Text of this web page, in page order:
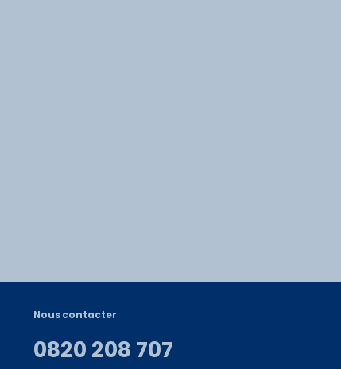
Nous contacter
0820 208 707